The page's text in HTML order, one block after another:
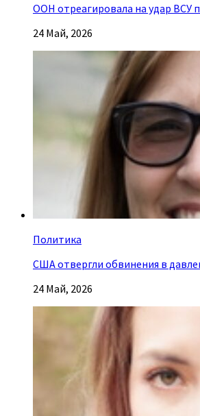
ООН отреагировала на удар ВСУ
24 Май, 2026
Политика
США отвергли обвинения в
24 Май, 2026